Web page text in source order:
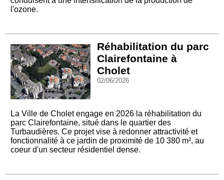
l'ozone.
Réhabilitation du parc
Clairefontaine à
Cholet
02/06/2026
La Ville de Cholet engage en 2026 la réhabilitation du
parc Clairefontaine, situé dans le quartier des
Turbaudières. Ce projet vise à redonner attractivité et
fonctionnalité à ce jardin de proximité de 10 380 m², au
coeur d'un secteur résidentiel dense.